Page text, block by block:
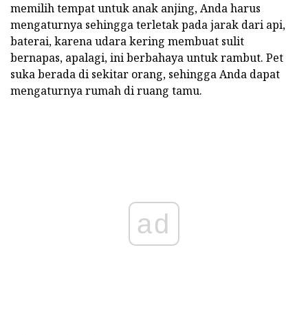
memilih tempat untuk anak anjing, Anda harus
mengaturnya sehingga terletak pada jarak dari api,
baterai, karena udara kering membuat sulit
bernapas, apalagi, ini berbahaya untuk rambut. Pet
suka berada di sekitar orang, sehingga Anda dapat
mengaturnya rumah di ruang tamu.
ad